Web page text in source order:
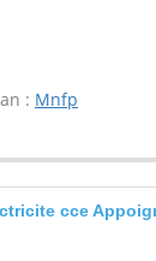
: Mnfp
cce